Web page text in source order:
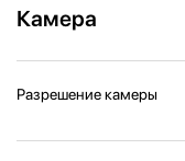
Камера
Разрешение камеры